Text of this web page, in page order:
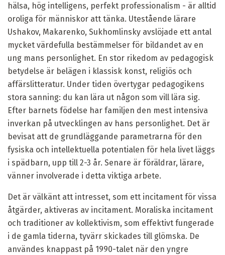
hälsa, hög intelligens, perfekt professionalism - är alltid
oroliga för människor att tänka. Utestående lärare
Ushakov, Makarenko, Sukhomlinsky avslöjade ett antal
mycket värdefulla bestämmelser för bildandet av en
ung mans personlighet. En stor rikedom av pedagogisk
betydelse är belägen i klassisk konst, religiös och
affärslitteratur. Under tiden övertygar pedagogikens
stora sanning: du kan lära ut någon som vill lära sig.
Efter barnets födelse har familjen den mest intensiva
inverkan på utvecklingen av hans personlighet. Det är
bevisat att de grundläggande parametrarna för den
fysiska och intellektuella potentialen för hela livet läggs
i spädbarn, upp till 2-3 år. Senare är föräldrar, lärare,
vänner involverade i detta viktiga arbete.
Det är välkänt att intresset, som ett incitament för vissa
åtgärder, aktiveras av incitament. Moraliska incitament
och traditioner av kollektivism, som effektivt fungerade
i de gamla tiderna, tyvärr skickades till glömska. De
användes knappast på 1990-talet när den yngre